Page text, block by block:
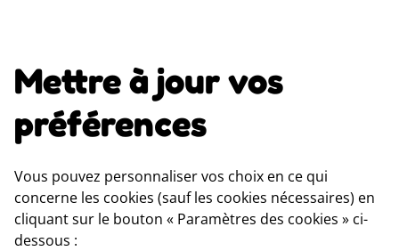
Mettre à jour vos
préférences
Vous pouvez personnaliser vos choix en ce qui
concerne les cookies (sauf les cookies nécessaires) en
cliquant sur le bouton « Paramètres des cookies » ci-
dessous :